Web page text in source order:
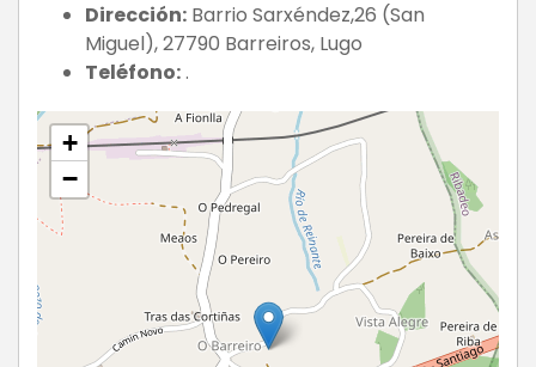
Dirección: Barrio Sarxéndez,26 (San
Miguel), 27790 Barreiros, Lugo
Teléfono:.
+
−